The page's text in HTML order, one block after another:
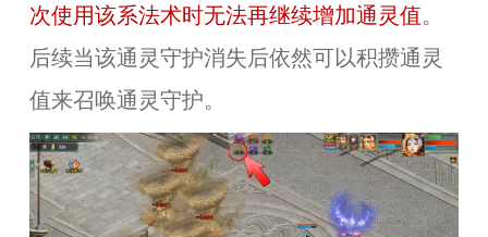
次使用该系法术时无法再继续增加通灵值。
后续当该通灵守护消失后依然可以积攒通灵
值来召唤通灵守护。